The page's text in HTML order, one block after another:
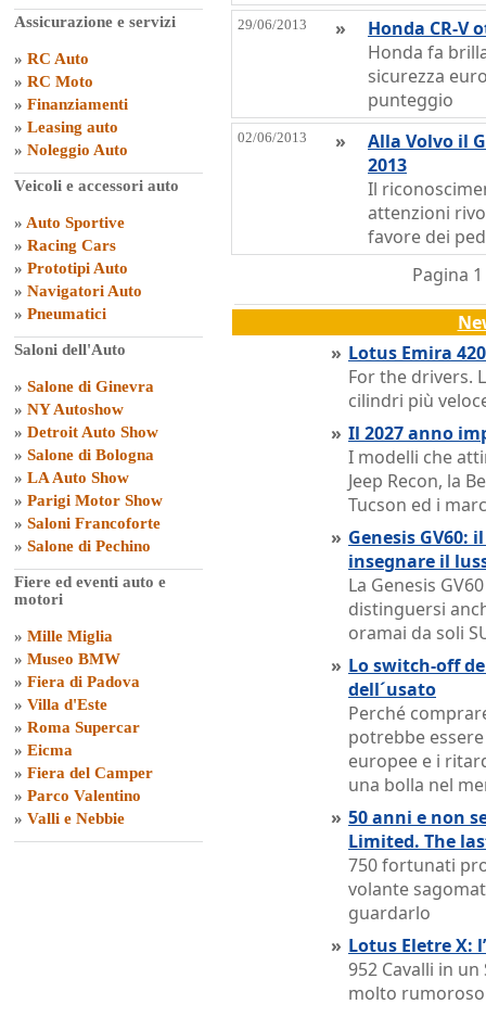
Assicurazione e servizi
» RC Auto
» RC Moto
» Finanziamenti
» Leasing auto
» Noleggio Auto
Veicoli e accessori auto
» Auto Sportive
» Racing Cars
» Prototipi Auto
» Navigatori Auto
» Pneumatici
Saloni dell'Auto
» Salone di Ginevra
» NY Autoshow
» Detroit Auto Show
» Salone di Bologna
» LA Auto Show
» Parigi Motor Show
» Saloni Francoforte
» Salone di Pechino
Fiere ed eventi auto e
motori
» Mille Miglia
» Museo BMW
» Fiera di Padova
» Villa d'Este
» Roma Supercar
» Eicma
» Fiera del Camper
» Parco Valentino
» Valli e Nebbie
29/06/2013 »
Honda CR-V
Honda fa
sicurezza
punteggio
02/06/2013 »
Alla Volvo il
2013
Il
attenzioni
favore dei
Pagina
» Lotus Emira
For the drivers.
cilindri più
» Il 2027 anno
I modelli che
Jeep Recon, la
Tucson ed i
» Genesis GV60:
insegnare il
La Genesis
distinguersi
oramai da soli
» Lo switch-off
dell´usato
Perché
potrebbe
europee e i
una bolla nel
» 50 anni e non
Limited. The
750 fortunati
volante
guardarlo
» Lotus Eletre X:
952 Cavalli in un
molto rumoroso